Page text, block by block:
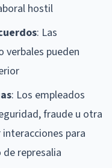
hostil
: Las
verbales pueden
: Los empleados
fraude u otra
para
represalia